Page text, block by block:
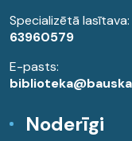
Specializētā lasītava:
63960579
E-pasts:
Noderīgi